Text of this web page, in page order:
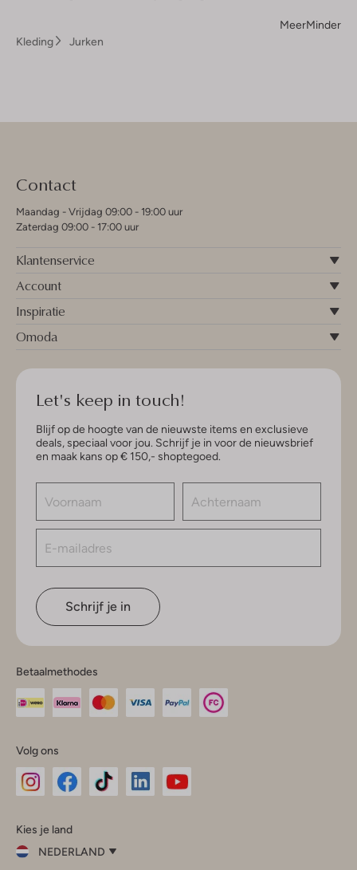
MeerMinder
Kleding
Jurken
Contact
Maandag - Vrijdag 09:00 - 19:00 uur
Zaterdag 09:00 - 17:00 uur
Klantenservice
Account
Inspiratie
Omoda
Let's keep in touch!
Blijf op de hoogte van de nieuwste items en exclusieve
deals, speciaal voor jou. Schrijf je in voor de nieuwsbrief
en maak kans op € 150,- shoptegoed.
Schrijf je in
Betaalmethodes
Volg ons
InstagramFacebook
Kies je land
NEDERLAND